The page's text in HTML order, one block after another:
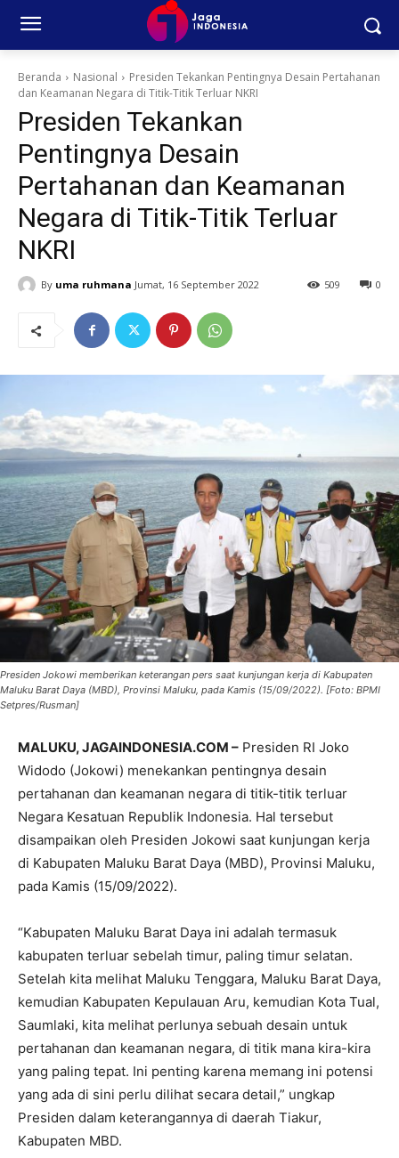
Beranda Nasional
Presiden Tekankan Pentingnya Desain Pertahanan
dan Keamanan Negara di Titik-Titik Terluar NKRI
Presiden Tekankan
Pentingnya Desain
Pertahanan dan Keamanan
Negara di Titik-Titik Terluar
NKRI
By uma ruhmana Jumat, 16 September 2022 0
509
Presiden Jokowi memberikan keterangan pers saat kunjungan kerja di Kabupaten
Maluku Barat Daya (MBD), Provinsi Maluku, pada Kamis (15/09/2022). [Foto: BPMI
Setpres/Rusman]
MALUKU, JAGAINDONESIA.COM – Presiden RI Joko
Widodo (Jokowi) menekankan pentingnya desain
pertahanan dan keamanan negara di titik-titik terluar
Negara Kesatuan Republik Indonesia. Hal tersebut
disampaikan oleh Presiden Jokowi saat kunjungan kerja
di Kabupaten Maluku Barat Daya (MBD), Provinsi Maluku,
pada Kamis (15/09/2022).
“Kabupaten Maluku Barat Daya ini adalah termasuk
kabupaten terluar sebelah timur, paling timur selatan.
Setelah kita melihat Maluku Tenggara, Maluku Barat Daya,
kemudian Kabupaten Kepulauan Aru, kemudian Kota Tual,
Saumlaki, kita melihat perlunya sebuah desain untuk
pertahanan dan keamanan negara, di titik mana kira-kira
yang paling tepat. Ini penting karena memang ini potensi
yang ada di sini perlu dilihat secara detail,” ungkap
Presiden dalam keterangannya di daerah Tiakur,
Kabupaten MBD.